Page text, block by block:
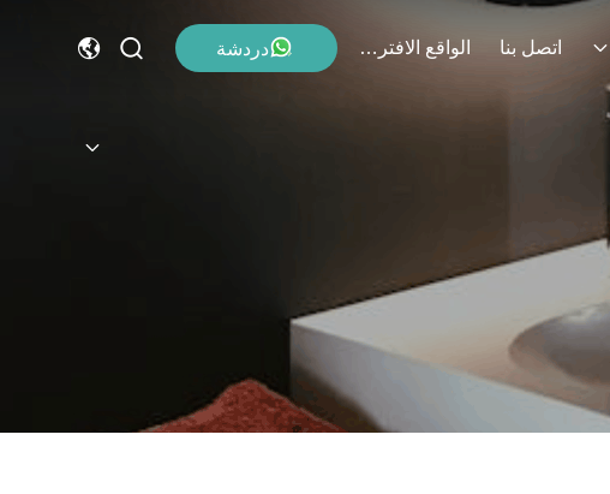
اتصل بنا الواقع الافتراضي دردشة